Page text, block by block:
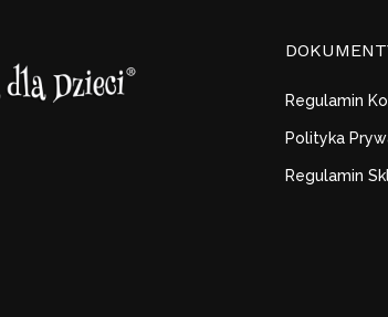
Regulamin
Polityka
Regulamin